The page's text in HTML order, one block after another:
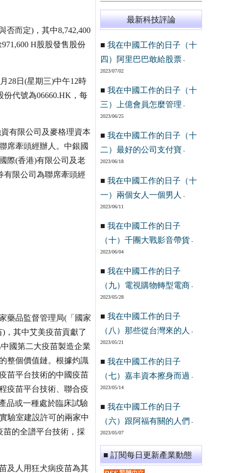
否而定)，其中8,742,400
H股股發售股份
28日(星期三)中午12時
份代號為06660.HK，每
有限公司及麥格理資本
席牽頭經辦人。中銀國
際(香港)有限公司及老
有限公司為聯席牽頭經
藥品監督管理局(「國家
，其中艾美疫苗貢獻了
國第二大疫苗製造企業
整個價值鏈。根據灼識
苗平台技術的中國疫苗
疫苗平台技術、聯合疫
品或一種處於臨床試驗
驗室建設許可的兩家中
苗的全譜平台技術，採
及人用狂犬病疫苗為其
最新科技評論
■ 我在中國工作的日子（十
四）阿里巴巴敢給股票-
2023/07/02
■ 我在中國工作的日子（十
三）上億會員怎麼管理 -
2023/06/25
■ 我在中國工作的日子（十
二）最好的公司支付寶 -
2023/06/18
■ 我在中國工作的日子（十
一）兩個女人一個男人
-
2023/06/11
■ 我在中國工作的日子
（十）千團大戰影音帶貨 -
2023/06/04
■ 我在中國工作的日子
（九）電視購物轉型電商 -
2023/05/28
■ 我在中國工作的日子
（八）那些從台灣來的人
-
2023/05/21
■ 我在中國工作的日子
（七）嘉丰資本擦身而過 -
2023/05/14
■ 我在中國工作的日子
（六）跟阿福有關的人們 -
2023/05/07
■ 訂閱每日更新產業動態